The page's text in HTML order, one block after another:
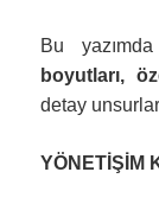
Bu
boyutları,
detay
YÖNETİŞİM